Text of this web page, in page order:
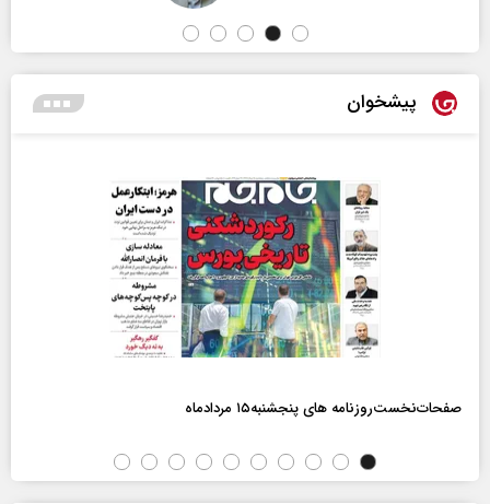
پیشخوان
صفحات‌نخست‌روزنامه ها‌ی پنجشنبه‌۱۵ مردادماه